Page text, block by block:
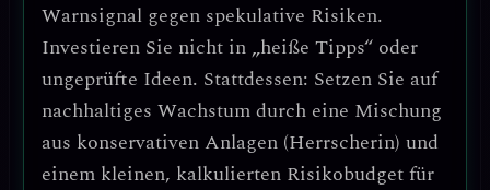
Warnsignal gegen spekulative Risiken.
Investieren Sie nicht in „heiße Tipps“ oder
ungeprüfte Ideen. Stattdessen: Setzen Sie auf
nachhaltiges Wachstum durch eine Mischung
aus konservativen Anlagen (Herrscherin) und
einem kleinen, kalkulierten Risikobudget für